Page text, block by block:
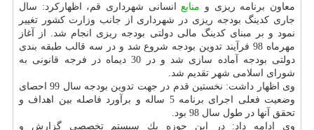
معاون برنامه ریزی و منابع انسانی شهرداری قم، اظهاركرد: سال
جاری كدینگ بودجه ریزی در شهرداری از جانب وزارت كشور تغییر
نمود و بر مبنای كدینگ مالی دولتی بودجه ریزی انجام شد. از آغاز
مهرماه 98 فرآیند تدوین بودجه شروع شد و در سه قالب طبقه بندی
دولتی بودجه آماده سازی شد و در 30 دیماه در فرجه قانونی به
شورای اسلامی شهر تقدیم شد.
وی اظهار داشت: نخستین قدم در جهت تدوین بودجه سال 99 احصای
وضعیت فعلی اجرای برنامه 5 ساله و برآورد فاصله بین اهداف و
تحقق آنها در طول سال 98 بود.
وی ادامه داد: در این حوزه یك سیستم تخصصی گزارش و